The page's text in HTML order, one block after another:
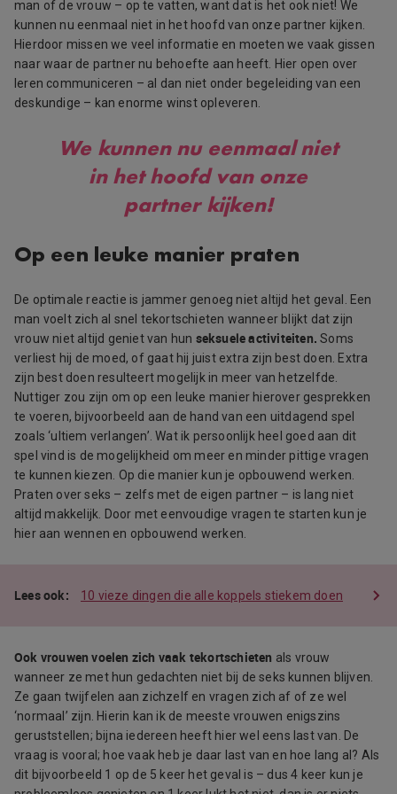
man of de vrouw – op te vatten, want dat is het ook niet! We
kunnen nu eenmaal niet in het hoofd van onze partner kijken.
Hierdoor missen we veel informatie en moeten we vaak gissen
naar waar de partner nu behoefte aan heeft. Hier open over
leren communiceren – al dan niet onder begeleiding van een
deskundige – kan enorme winst opleveren.
We kunnen nu eenmaal niet
in het hoofd van onze
partner kijken!
Op een leuke manier praten
De optimale reactie is jammer genoeg niet altijd het geval. Een
man voelt zich al snel tekortschieten wanneer blijkt dat zijn
vrouw niet altijd geniet van hun seksuele activiteiten. Soms
verliest hij de moed, of gaat hij juist extra zijn best doen. Extra
zijn best doen resulteert mogelijk in meer van hetzelfde.
Nuttiger zou zijn om op een leuke manier hierover gesprekken
te voeren, bijvoorbeeld aan de hand van een uitdagend spel
zoals ‘ultiem verlangen’. Wat ik persoonlijk heel goed aan dit
spel vind is de mogelijkheid om meer en minder pittige vragen
te kunnen kiezen. Op die manier kun je opbouwend werken.
Praten over seks – zelfs met de eigen partner – is lang niet
altijd makkelijk. Door met eenvoudige vragen te starten kun je
hier aan wennen en opbouwend werken.
10 vieze dingen die alle koppels stiekem doen
Ook vrouwen voelen zich vaak tekortschieten als vrouw
wanneer ze met hun gedachten niet bij de seks kunnen blijven.
Ze gaan twijfelen aan zichzelf en vragen zich af of ze wel
‘normaal’ zijn. Hierin kan ik de meeste vrouwen enigszins
geruststellen; bijna iedereen heeft hier wel eens last van. De
vraag is vooral; hoe vaak heb je daar last van en hoe lang al? Als
dit bijvoorbeeld 1 op de 5 keer het geval is – dus 4 keer kun je